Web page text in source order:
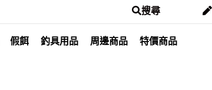
搜尋
假餌 釣具用品 周邊商品
特價商品